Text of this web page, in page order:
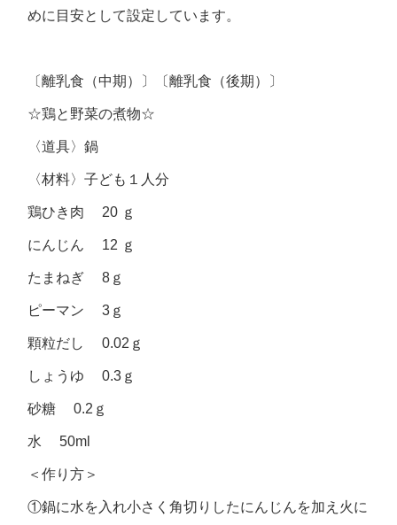
めに目安として設定しています。
〔離乳食（中期）〕〔離乳食（後期）〕
☆鶏と野菜の煮物☆
〈道具〉鍋
〈材料〉子ども１人分
鶏ひき肉 20 ｇ
にんじん 12 ｇ
たまねぎ 8ｇ
ピーマン 3ｇ
顆粒だし 0.02ｇ
しょうゆ 0.3ｇ
砂糖 0.2ｇ
水 50ml
＜作り方＞
①鍋に水を入れ小さく角切りしたにんじんを加え火に